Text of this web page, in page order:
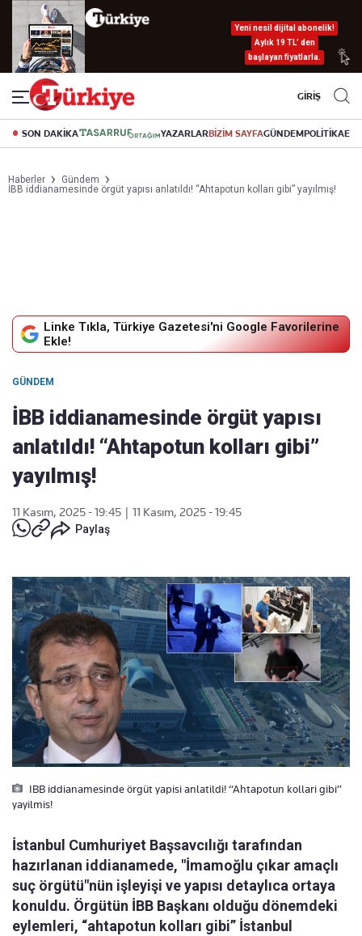
Yeni nesil dijital abonelik!
Aylık 19 TL’ den
başlayan fiyatlarla.
GİRİŞ
SON DAKİKA YAZARLARBİZİM SAYFAGÜNDEMPOLİTİKA
Haberler
Gündem
İBB iddianamesinde örgüt yapısı anlatıldı! “Ahtapotun kolları gibi” yayılmış!
Linke Tıkla, Türkiye Gazetesi'ni Google Favorilerine
Ekle!
GÜNDEM
İBB iddianamesinde örgüt yapısı
anlatıldı! “Ahtapotun kolları gibi”
yayılmış!
11 Kasım, 2025 - 19:45
11 Kasım, 2025 - 19:45
Paylaş
IBB iddianamesinde örgüt yapisi anlatildi! “Ahtapotun kollari gibi”
yayilmis!
İstanbul Cumhuriyet Başsavcılığı tarafından
hazırlanan iddianamede, "İmamoğlu çıkar amaçlı
suç örgütü"nün işleyişi ve yapısı detaylıca ortaya
konuldu. Örgütün İBB Başkanı olduğu dönemdeki
eylemleri, “ahtapotun kolları gibi” İstanbul